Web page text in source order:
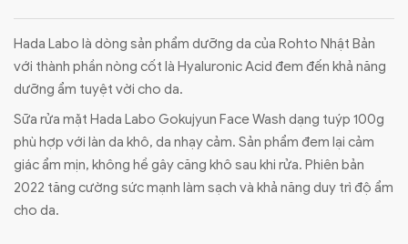
Hada Labo là dòng sản phẩm dưỡng da của Rohto Nhật Bản
với thành phần nòng cốt là Hyaluronic Acid đem đến khả năng
dưỡng ẩm tuyệt vời cho da.
Sữa rửa mặt Hada Labo Gokujyun Face Wash dạng tuýp 100g
phù hợp với làn da khô, da nhạy cảm. Sản phẩm đem lại cảm
giác ẩm mịn, không hề gây căng khô sau khi rửa. Phiên bản
2022 tăng cường sức mạnh làm sạch và khả năng duy trì độ ẩm
cho da.